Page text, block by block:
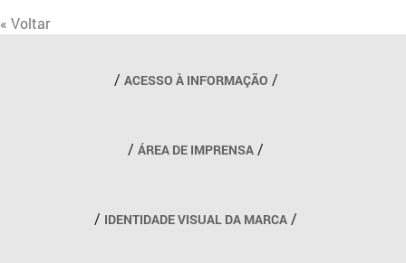
« Voltar
Outros links
ACESSO À INFORMAÇÃO
ÁREA DE IMPRENSA
IDENTIDADE VISUAL DA MARCA